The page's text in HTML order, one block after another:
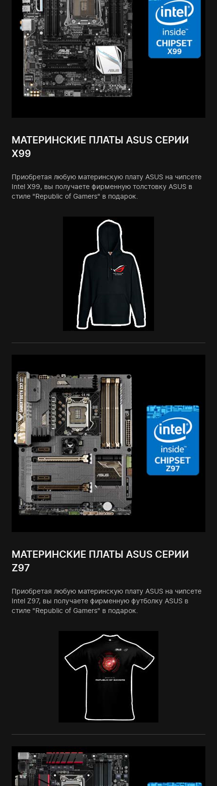
МАТЕРИНСКИЕ ПЛАТЫ ASUS СЕРИИ
X99
Приобретая любую материнскую плату ASUS на чипсете
Intel X99, вы получаете фирменную толстовку ASUS в
стиле "Republic of Gamers" в подарок.
МАТЕРИНСКИЕ ПЛАТЫ ASUS СЕРИИ
Z97
Приобретая любую материнскую плату ASUS на чипсете
Intel Z97, вы получаете фирменную футболку ASUS в
стиле "Republic of Gamers" в подарок.